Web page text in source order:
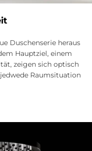
Duschenserie heraus
Hauptziel, einem
zeigen sich optisch
Raumsituation